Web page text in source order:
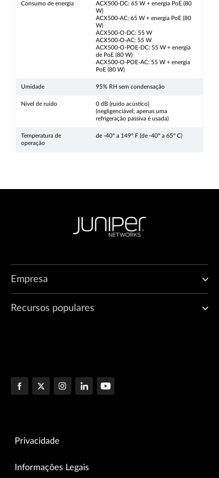
Consumo de energia
ACX500-DC: 65 W + energia PoE (80
W)
ACX500-AC: 65 W + energia PoE (80
W)
ACX500-O-DC: 55 W
ACX500-O-AC: 55 W
ACX500-O-POE-DC: 55 W + energia
de PoE (80 W)
ACX500-O-POE-AC: 55 W + energia
PoE (80 W)
Umidade 95% RH sem condensação
Nível de ruído
0 dB (ruído acústico)
(negligenciável; apenas uma
refrigeração passiva é usada)
Temperatura de
operação
de -40° a 149° F (de -40° a 65° C)
Empresa
Recursos populares
Privacidade
Informações Legais